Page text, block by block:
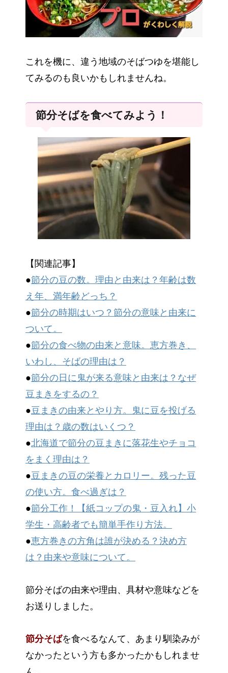
これを機に、違う地域のそばつゆを堪能し
てみるのも良いかもしれませんね。
節分そばを食べてみよう！
【関連記事】
●節分の豆の数。理由と由来は？年齢は数
え年、満年齢どっち？
●節分の時期はいつ？節分の意味と由来に
ついて。
●節分の食べ物の由来と意味。恵方巻き、
いわし、そばの理由は？
●節分の日に鬼が来る意味と由来は？なぜ
豆まきをするの？
●豆まきの由来とやり方。鬼に豆を投げる
理由は？歳の数はいくつ？
●北海道で節分の豆まきに落花生やチョコ
をまく理由は？
●豆まきの豆の栄養とカロリー。残った豆
の使い方。食べ過ぎは？
●節分工作！【紙コップの鬼・豆入れ】小
学生・高齢者でも簡単手作り方法。
●恵方巻きの方角は誰が決める？決め方
は？由来や意味について。
節分そばの由来や理由、具材や意味などを
お送りしました。
節分そばを食べるなんて、あまり馴染みが
なかったという方も多かったかもしれませ